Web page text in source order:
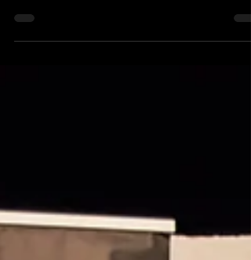
del Mesón “Melón de Oro” sede de la